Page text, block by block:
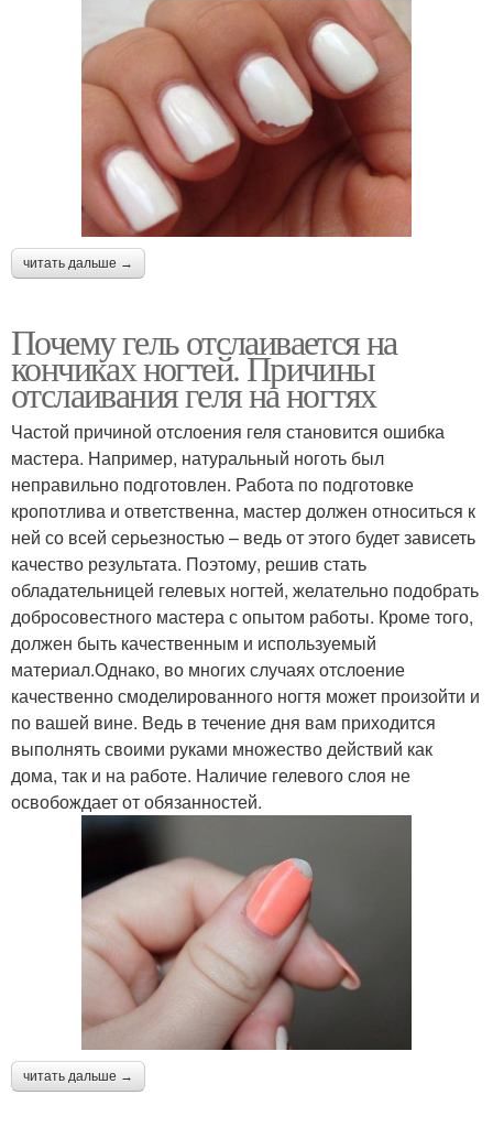
читать дальше →
Почему гель отслаивается на
кончиках ногтей. Причины
отслаивания геля на ногтях
Частой причиной отслоения геля становится ошибка
мастера. Например, натуральный ноготь был
неправильно подготовлен. Работа по подготовке
кропотлива и ответственна, мастер должен относиться к
ней со всей серьезностью – ведь от этого будет зависеть
качество результата. Поэтому, решив стать
обладательницей гелевых ногтей, желательно подобрать
добросовестного мастера с опытом работы. Кроме того,
должен быть качественным и используемый
материал.Однако, во многих случаях отслоение
качественно смоделированного ногтя может произойти и
по вашей вине. Ведь в течение дня вам приходится
выполнять своими руками множество действий как
дома, так и на работе. Наличие гелевого слоя не
освобождает от обязанностей.
читать дальше →